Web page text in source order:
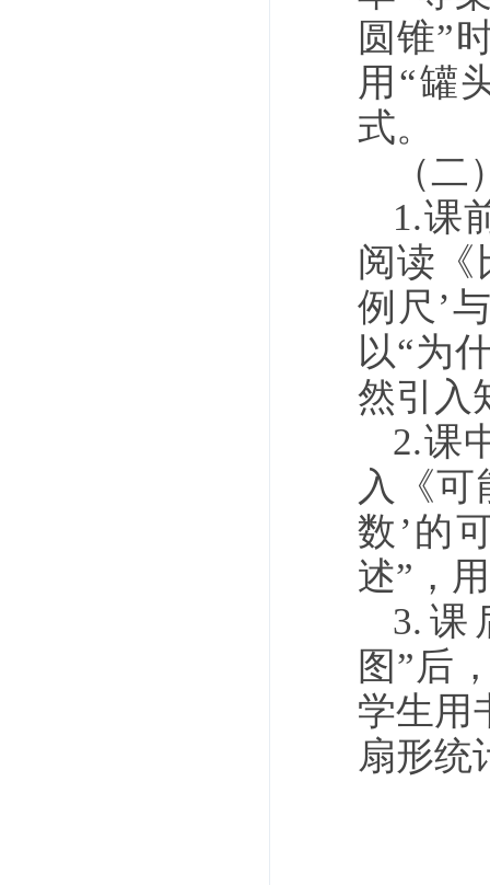
圆锥”
用“罐
式。
（
1.课
阅读《
例尺’
以“为
然引入
2.课
入《
数’的
述”，
3.课
图”后
学生用
扇形统